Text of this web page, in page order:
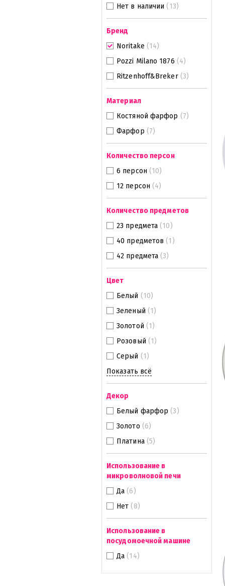
Нет в наличии (13)
Бренд
Noritake (14)
Pozzi Milano 1876 (4)
Ritzenhoff&Breker (3)
Материал
Костяной фарфор (7)
Фарфор (7)
Количество персон
6 персон (10)
12 персон (4)
Количество предметов
23 предмета (10)
40 предметов (1)
42 предмета (3)
Цвет
Белый (10)
Зеленый (1)
Золотой (1)
Розовый (1)
Серый (1)
Показать всё
Декор
Белый фарфор (3)
Золото (6)
Платина (5)
Использование в
микроволновой печи
Да (6)
Нет (8)
Использование в
посудомоечной машине
Да (14)